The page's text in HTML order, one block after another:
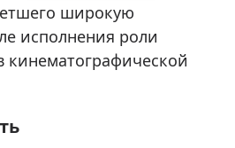
широкую
исполнения роли
кинематографической